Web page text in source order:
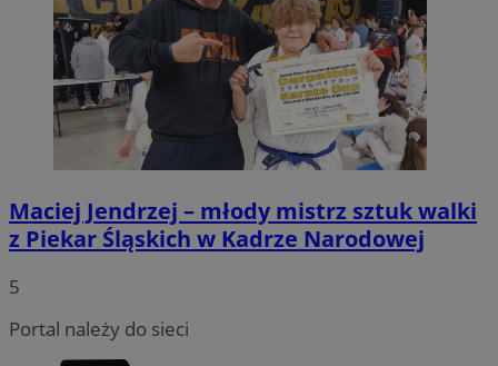
Maciej Jendrzej – młody mistrz sztuk walki
z Piekar Śląskich w Kadrze Narodowej
5
Portal należy do sieci